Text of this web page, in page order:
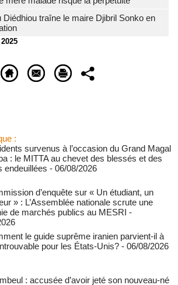
Diédhiou traîne le maire Djibril Sonko en
:
survenus à l’occasion du Grand Magal
: le MITTA au chevet des blessés et des
endeuillées - 06/08/2026
d’enquête sur « Un étudiant, un
» : L’Assemblée nationale scrute une
de marchés publics au MESRI -
le guide suprême iranien parvient-il à
pour les États-Unis? - 06/08/2026
: accusée d’avoir jeté son nouveau-né